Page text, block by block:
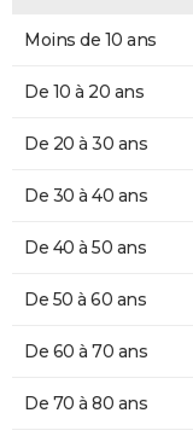
Moins de 10 ans
De 10 à 20 ans
De 20 à 30 ans
De 30 à 40 ans
De 40 à 50 ans
De 50 à 60 ans
De 60 à 70 ans
De 70 à 80 ans